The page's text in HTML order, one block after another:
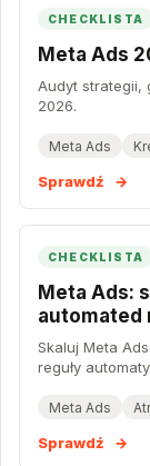
CHECKLISTA
Meta Ads
Audyt strategii,
2026.
Meta Ads
Sprawdź →
CHECKLISTA
Meta Ads:
automated
Skaluj Meta
reguły
Meta Ads
Sprawdź →